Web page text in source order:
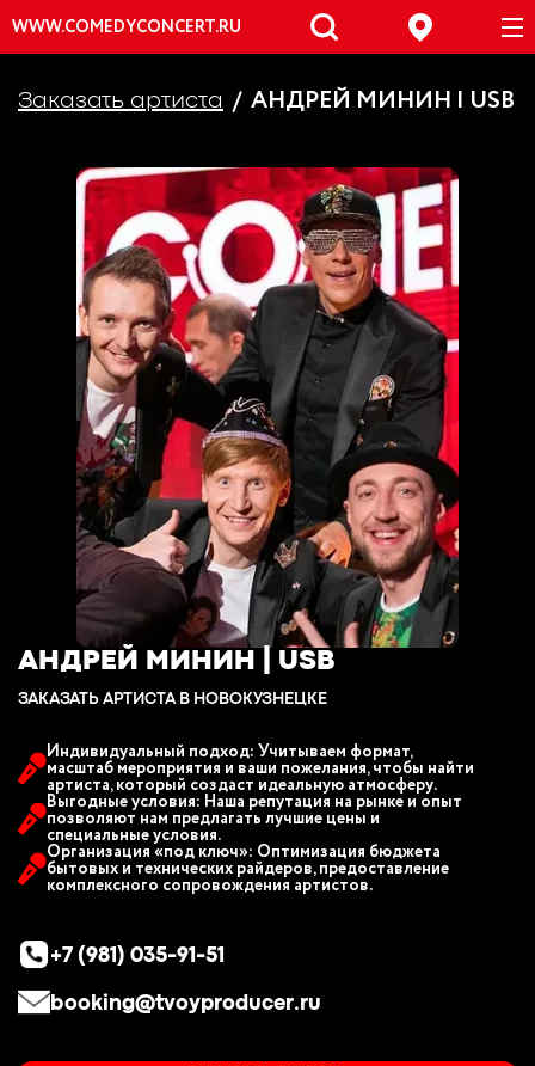
WWW.COMEDYCONCERT.RU
Заказать артиста АНДРЕЙ МИНИН | USB
АНДРЕЙ МИНИН | USB
ЗАКАЗАТЬ АРТИСТА В НОВОКУЗНЕЦКЕ
Индивидуальный подход: Учитываем формат,
масштаб мероприятия и ваши пожелания, чтобы найти
артиста, который создаст идеальную атмосферу.
Выгодные условия: Наша репутация на рынке и опыт
позволяют нам предлагать лучшие цены и
специальные условия.
Организация «под ключ»: Оптимизация бюджета
бытовых и технических райдеров, предоставление
комплексного сопровождения артистов.
+7 (981) 035-91-51
booking@tvoyproducer.ru